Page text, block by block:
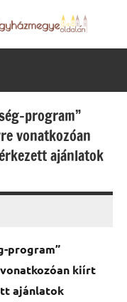
program”
vonatkozóan
ajánlatok
program”
kiírt
ajánlatok